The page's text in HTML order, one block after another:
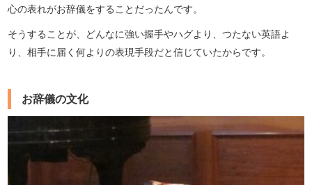
心の表れがお辞儀をすることだったんです。
そうすることが、どんなに強い握手やハグより、つたない英語よ
り、相手に届く何よりの表現手段だと信じていたからです。
お辞儀の文化